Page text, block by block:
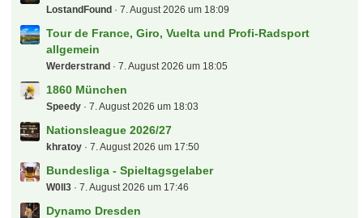
LostandFound 7. August 2026 um 18:09
Tour de France, Giro, Vuelta und Profi-Radsport
allgemein
Werderstrand 7. August 2026 um 18:05
1860 München
Speedy 7. August 2026 um 18:03
Nationsleague 2026/27
khratoy 7. August 2026 um 17:50
Bundesliga - Spieltagsgelaber
W0ll3 7. August 2026 um 17:46
Dynamo Dresden